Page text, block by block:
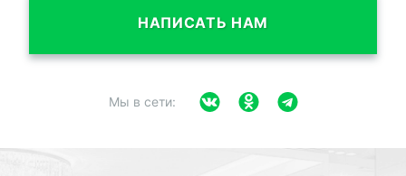
НАПИСАТЬ НАМ
Мы в сети: